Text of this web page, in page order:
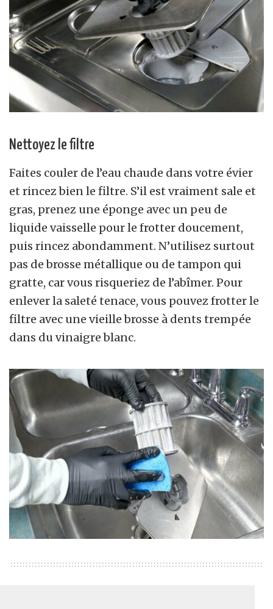
Nettoyez le filtre
Faites couler de l’eau chaude dans votre évier
et rincez bien le filtre. S’il est vraiment sale et
gras, prenez une éponge avec un peu de
liquide vaisselle pour le frotter doucement,
puis rincez abondamment. N’utilisez surtout
pas de brosse métallique ou de tampon qui
gratte, car vous risqueriez de l’abîmer. Pour
enlever la saleté tenace, vous pouvez frotter le
filtre avec une vieille brosse à dents trempée
dans du vinaigre blanc.